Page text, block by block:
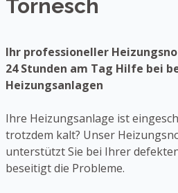
Tornesch
Ihr professioneller
24 Stunden am Tag Hilfe bei
Heizungsanlagen
Ihre Heizungsanlage ist
trotzdem kalt? Unser
unterstützt Sie bei Ihrer
beseitigt die Probleme.